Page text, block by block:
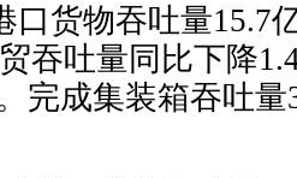
口货物吞吐量15.7
吞吐量同比下降
完成集装箱吞吐